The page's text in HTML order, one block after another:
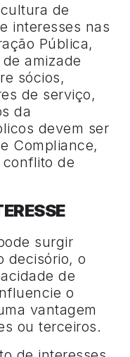
de
interesses nas
Pública,
amizade
sócios,
de serviço,
da
devem ser
Compliance,
de
surgir
decisório, o
de
o
vantagem
ou terceiros.